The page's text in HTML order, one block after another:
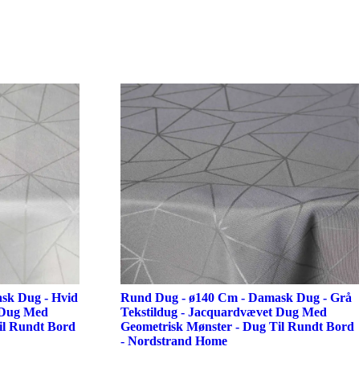
Dug - Hvid
Med
Rundt Bord
Rund Dug - ø140 Cm - Damask Dug - Grå
Tekstildug - Jacquardvævet Dug Med
Geometrisk Mønster - Dug Til Rundt Bord
- Nordstrand Home